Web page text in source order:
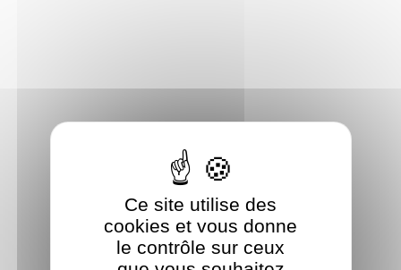
Ce site utilise des
cookies et vous donne
le contrôle sur ceux